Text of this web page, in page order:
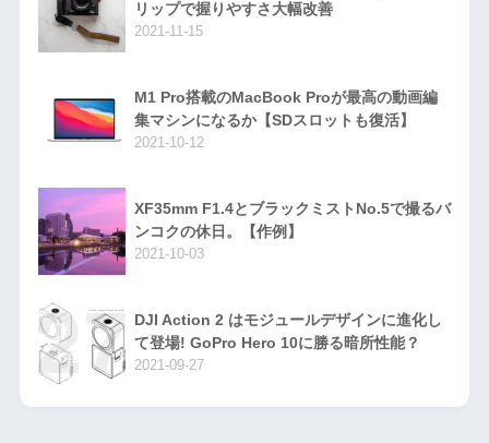
リップで握りやすさ大幅改善
2021-11-15
M1 Pro搭載のMacBook Proが最高の動画編
集マシンになるか【SDスロットも復活】
2021-10-12
XF35mm F1.4とブラックミストNo.5で撮るバ
ンコクの休日。【作例】
2021-10-03
DJI Action 2 はモジュールデザインに進化し
て登場! GoPro Hero 10に勝る暗所性能？
2021-09-27